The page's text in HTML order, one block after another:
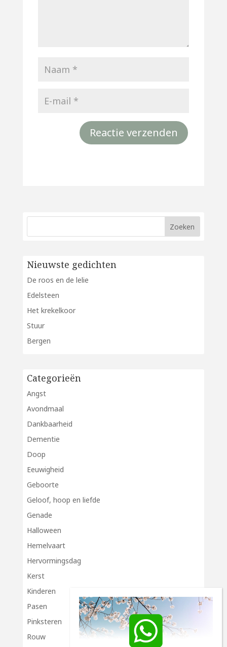
Nieuwste gedichten
De roos en de lelie
Edelsteen
Het krekelkoor
Stuur
Bergen
Categorieën
Angst
Avondmaal
Dankbaarheid
Dementie
Doop
Eeuwigheid
Geboorte
Geloof, hoop en liefde
Genade
Halloween
Hemelvaart
Hervormingsdag
Kerst
Kinderen
Pasen
Pinksteren
Rouw